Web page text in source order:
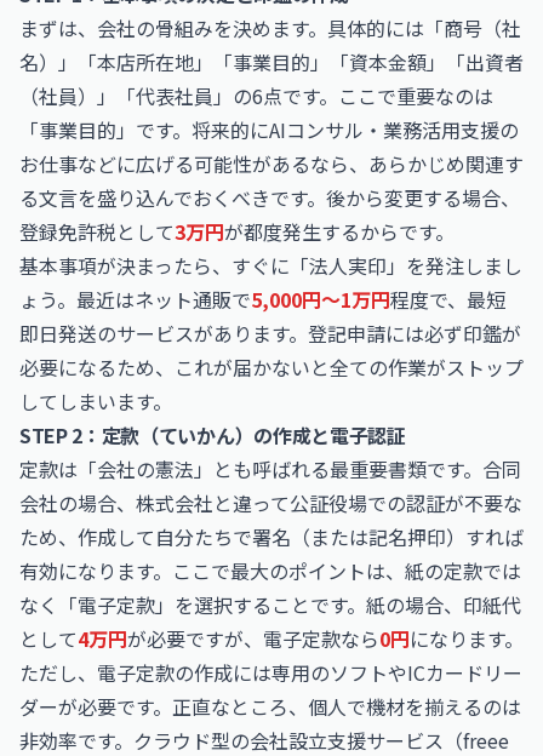
まずは、会社の骨組みを決めます。具体的には「商号（社
名）」「本店所在地」「事業目的」「資本金額」「出資者
（社員）」「代表社員」の6点です。ここで重要なのは
「事業目的」です。将来的にAIコンサル・業務活用支援の
お仕事などに広げる可能性があるなら、あらかじめ関連す
る文言を盛り込んでおくべきです。後から変更する場合、
登録免許税として3万円が都度発生するからです。
基本事項が決まったら、すぐに「法人実印」を発注しまし
ょう。最近はネット通販で5,000円〜1万円程度で、最短
即日発送のサービスがあります。登記申請には必ず印鑑が
必要になるため、これが届かないと全ての作業がストップ
してしまいます。
STEP 2：定款（ていかん）の作成と電子認証
定款は「会社の憲法」とも呼ばれる最重要書類です。合同
会社の場合、株式会社と違って公証役場での認証が不要な
ため、作成して自分たちで署名（または記名押印）すれば
有効になります。ここで最大のポイントは、紙の定款では
なく「電子定款」を選択することです。紙の場合、印紙代
として4万円が必要ですが、電子定款なら0円になります。
ただし、電子定款の作成には専用のソフトやICカードリー
ダーが必要です。正直なところ、個人で機材を揃えるのは
非効率です。クラウド型の会社設立支援サービス（freee